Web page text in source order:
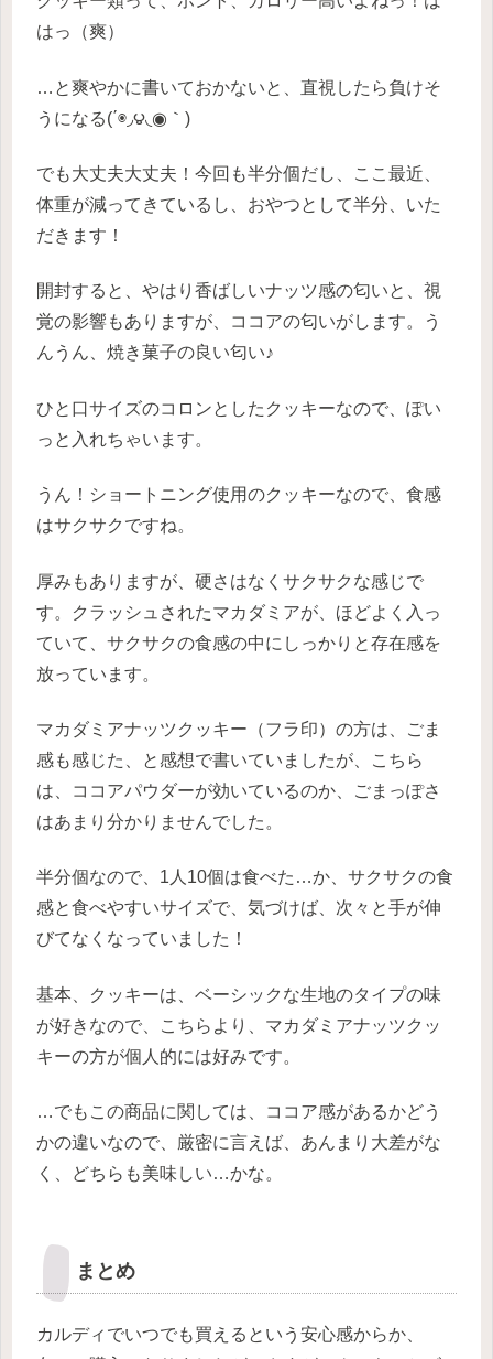
はっ（爽）
…と爽やかに書いておかないと、直視したら負けそ
うになる(΄◉◞౪◟◉｀)
でも大丈夫大丈夫！今回も半分個だし、ここ最近、
体重が減ってきているし、おやつとして半分、いた
だきます！
開封すると、やはり香ばしいナッツ感の匂いと、視
覚の影響もありますが、ココアの匂いがします。う
んうん、焼き菓子の良い匂い♪
ひと口サイズのコロンとしたクッキーなので、ぽい
っと入れちゃいます。
うん！ショートニング使用のクッキーなので、食感
はサクサクですね。
厚みもありますが、硬さはなくサクサクな感じで
す。クラッシュされたマカダミアが、ほどよく入っ
ていて、サクサクの食感の中にしっかりと存在感を
放っています。
マカダミアナッツクッキー（フラ印）の方は、ごま
感も感じた、と感想で書いていましたが、こちら
は、ココアパウダーが効いているのか、ごまっぽさ
はあまり分かりませんでした。
半分個なので、1人10個は食べた…か、サクサクの食
感と食べやすいサイズで、気づけば、次々と手が伸
びてなくなっていました！
基本、クッキーは、ベーシックな生地のタイプの味
が好きなので、こちらより、マカダミアナッツクッ
キーの方が個人的には好みです。
…でもこの商品に関しては、ココア感があるかどう
かの違いなので、厳密に言えば、あんまり大差がな
く、どちらも美味しい…かな。
まとめ
カルディでいつでも買えるという安心感からか、